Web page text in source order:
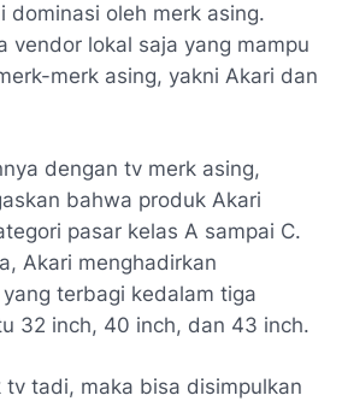
dominasi oleh merk asing.
vendor lokal saja yang mampu
merk asing, yakni Akari dan
dengan tv merk asing,
bahwa produk Akari
pasar kelas A sampai C.
Akari menghadirkan
terbagi kedalam tiga
32 inch, 40 inch, dan 43 inch.
tv tadi, maka bisa disimpulkan